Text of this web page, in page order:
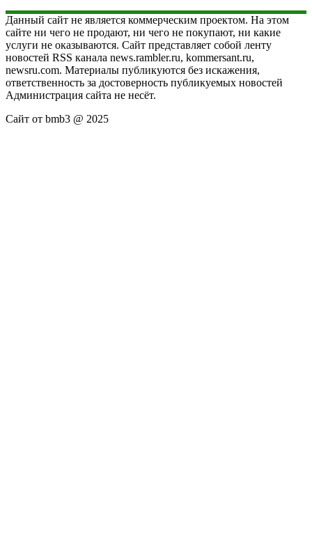
Данный сайт не является коммерческим проектом. На этом
сайте ни чего не продают, ни чего не покупают, ни какие
услуги не оказываются. Сайт представляет собой ленту
новостей RSS канала news.rambler.ru, kommersant.ru,
newsru.com. Материалы публикуются без искажения,
ответственность за достоверность публикуемых новостей
Администрация сайта не несёт.
Сайт от bmb3 @ 2025